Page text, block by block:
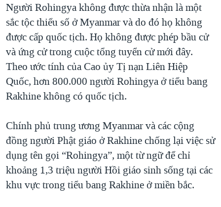
Người Rohingya không được thừa nhận là một
sắc tộc thiểu số ở Myanmar và do đó họ không
được cấp quốc tịch. Họ không được phép bầu cử
và ứng cử trong cuộc tổng tuyển cử mới đây.
Theo ước tính của Cao ủy Tị nạn Liên Hiệp
Quốc, hơn 800.000 người Rohingya ở tiểu bang
Rakhine không có quốc tịch.
Chính phủ trung ương Myanmar và các cộng
đồng người Phật giáo ở Rakhine chống lại việc sử
dụng tên gọi “Rohingya”, một từ ngữ để chỉ
khoảng 1,3 triệu người Hồi giáo sinh sống tại các
khu vực trong tiểu bang Rakhine ở miền bắc.